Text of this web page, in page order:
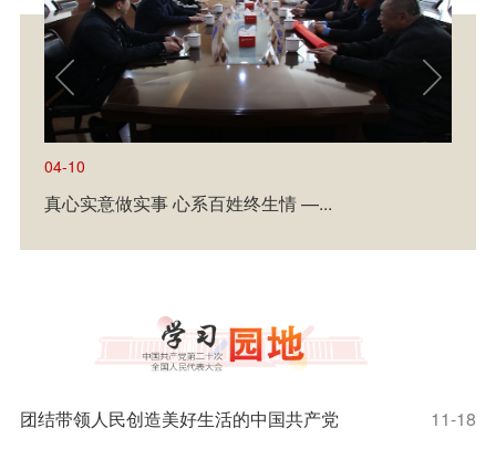
04-10
真心实意做实事 心系百姓终生情 —...
团结带领人民创造美好生活的中国共产党
11-18